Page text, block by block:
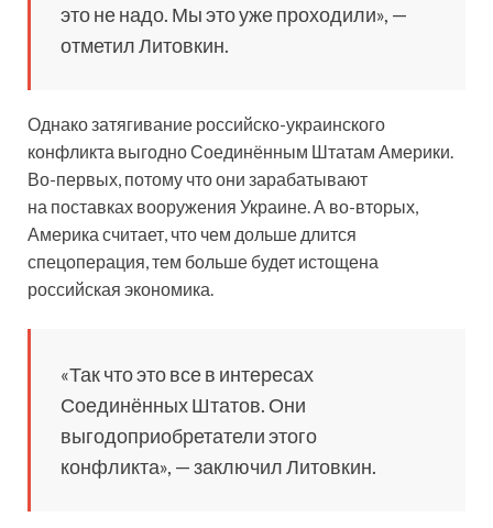
это не надо. Мы это уже проходили», —
отметил Литовкин.
Однако затягивание российско-украинского
конфликта выгодно Соединённым Штатам Америки.
Во-первых, потому что они зарабатывают
на поставках вооружения Украине. А во-вторых,
Америка считает, что чем дольше длится
спецоперация, тем больше будет истощена
российская экономика.
«Так что это все в интересах
Соединённых Штатов. Они
выгодоприобретатели этого
конфликта», — заключил Литовкин.